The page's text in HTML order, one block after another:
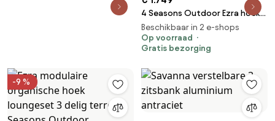
4 Seasons Outdoor Ezra hoek
love island terre
LoungebankLoungeset bruin
weerbestendig
Beschikbaar in 2 e-shops
Op voorraad
Gratis bezorging
-9 %